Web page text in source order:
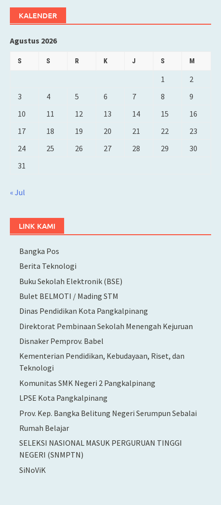
KALENDER
Agustus 2026
S S R K J S M
1
2
3
4 5 6 7 8
9
10
11 12 13 14 15
16
17
18 19 20 21 22
23
24
25 26 27 28 29
30
31
« Jul
LINK KAMI
Bangka Pos
Berita Teknologi
Buku Sekolah Elektronik (BSE)
Bulet BELMOTI / Mading STM
Dinas Pendidikan Kota Pangkalpinang
Direktorat Pembinaan Sekolah Menengah Kejuruan
Disnaker Pemprov. Babel
Kementerian Pendidikan, Kebudayaan, Riset, dan
Teknologi
Komunitas SMK Negeri 2 Pangkalpinang
LPSE Kota Pangkalpinang
Prov. Kep. Bangka Belitung Negeri Serumpun Sebalai
Rumah Belajar
SELEKSI NASIONAL MASUK PERGURUAN TINGGI
NEGERI (SNMPTN)
SiNoViK